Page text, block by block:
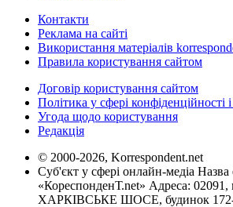
Контакти
Реклама на сайті
Використання матеріалів
Правила користування сайтом
Договір користування сайтом
Політика у сфері конфіденційності
Угода щодо користування
Редакція
© 2000-2026, Korrespondent.net
Суб'єкт у сфері онлайн-медіа
«КореспонденТ.net» Адреса: 02091,
ХАРКІВСЬКЕ ШОСЕ, будинок 172-